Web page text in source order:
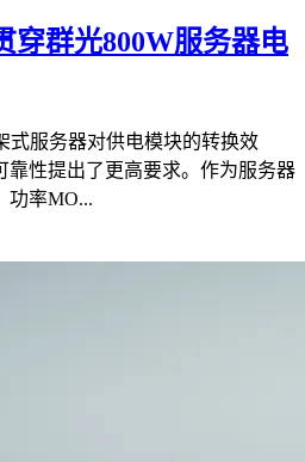
穿群光800W服务器电
式服务器对供电模块的转换效
靠性提出了更高要求。作为服务器
功率MO...